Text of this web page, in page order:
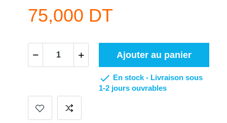
75,000 DT
Ajouter au panier
 En stock - Livraison sous
1-2 jours ouvrables